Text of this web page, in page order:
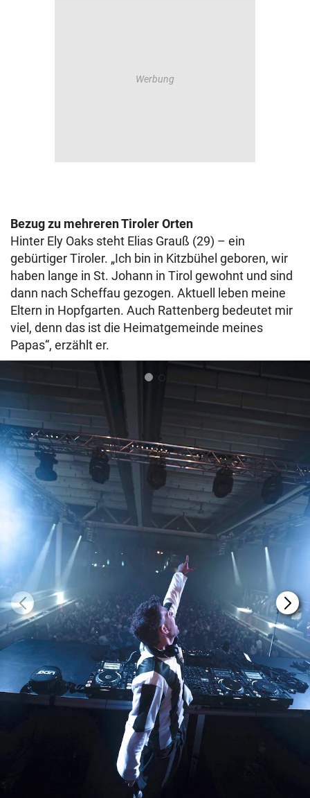
Bezug zu mehreren Tiroler Orten
Hinter Ely Oaks steht Elias Grauß (29) – ein
gebürtiger Tiroler. „Ich bin in Kitzbühel geboren, wir
haben lange in St. Johann in Tirol gewohnt und sind
dann nach Scheffau gezogen. Aktuell leben meine
Eltern in Hopfgarten. Auch Rattenberg bedeutet mir
viel, denn das ist die Heimatgemeinde meines
Papas“, erzählt er.